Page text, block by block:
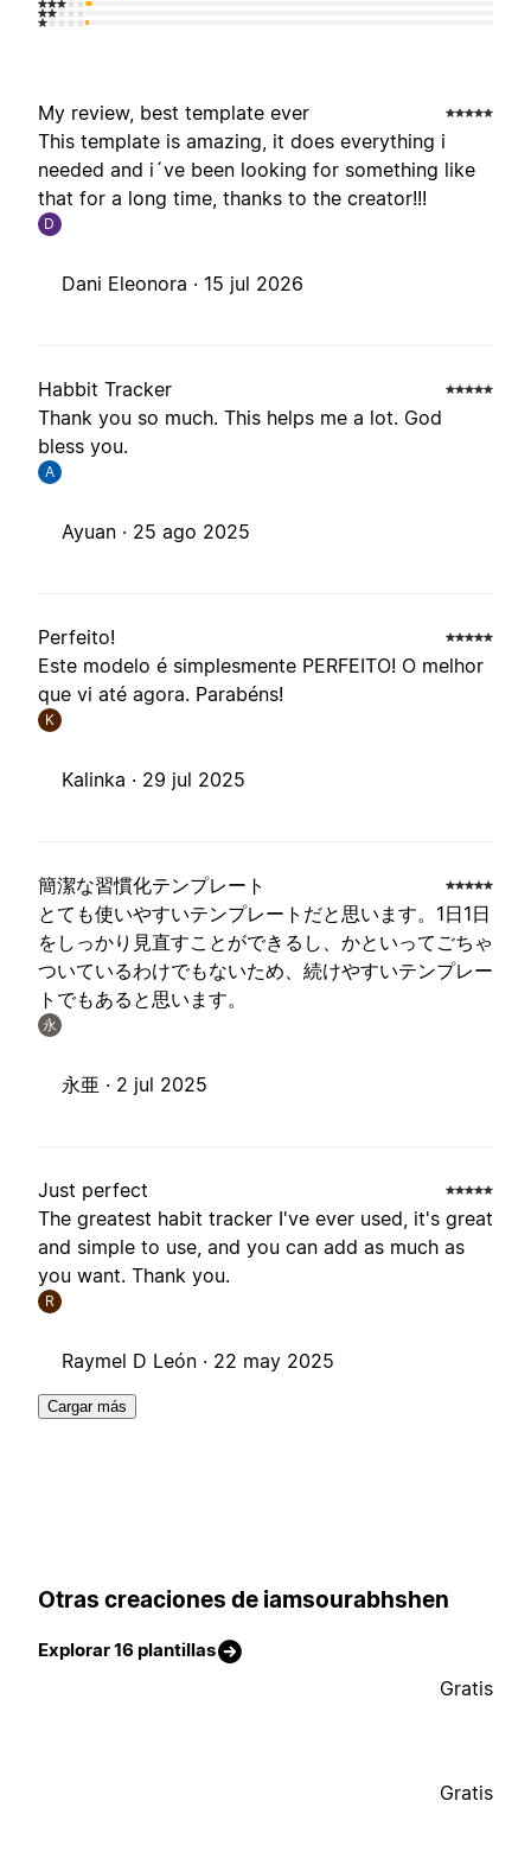
My review, best template ever
This template is amazing, it does everything i
needed and i´ve been looking for something like
that for a long time, thanks to the creator!!!
D
Dani Eleonora · 15 jul 2026
Habbit Tracker
Thank you so much. This helps me a lot. God
bless you.
A
Ayuan · 25 ago 2025
Perfeito!
Este modelo é simplesmente PERFEITO! O melhor
que vi até agora. Parabéns!
K
Kalinka · 29 jul 2025
簡潔な習慣化テンプレート
とても使いやすいテンプレートだと思います。1日1日
をしっかり見直すことができるし、かといってごちゃ
ついているわけでもないため、続けやすいテンプレー
トでもあると思います。
永
永亜 · 2 jul 2025
Just perfect
The greatest habit tracker I've ever used, it's great
and simple to use, and you can add as much as
you want. Thank you.
R
Raymel D León · 22 may 2025
Cargar más
Otras creaciones de iamsourabhshen
Explorar 16 plantillas
Gratis
Gratis